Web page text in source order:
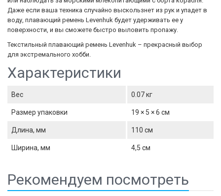
Даже если ваша техника случайно выскользнет из рук и упадет в
воду, плавающий ремень Levenhuk будет удерживать ее у
поверхности, и вы сможете быстро выловить пропажу.
Текстильный плавающий ремень Levenhuk – прекрасный выбор
для экстремального хобби.
Характеристики
Вес 0.07 кг
Размер упаковки 19 × 5 × 6 см
Длина, мм 110 см
Ширина, мм 4,5 см
Рекомендуем посмотреть